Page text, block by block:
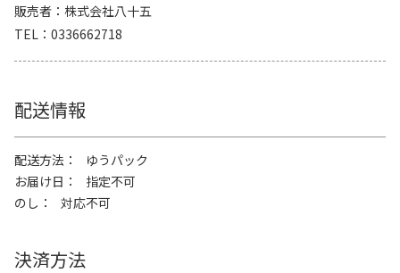
販売者
株式会社八十五
TEL
0336662718
配送情報
配送方法
ゆうパック
お届け日
指定不可
のし
対応不可
決済方法